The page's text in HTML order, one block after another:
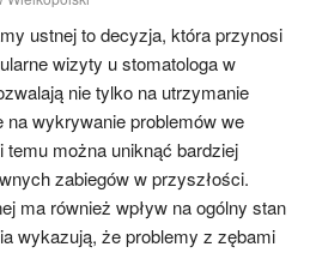
ustnej to decyzja, która przynosi
wizyty u stomatologa w
nie tylko na utrzymanie
wykrywanie problemów we
można uniknąć bardziej
zabiegów w przyszłości.
ma również wpływ na ogólny stan
wykazują, że problemy z zębami